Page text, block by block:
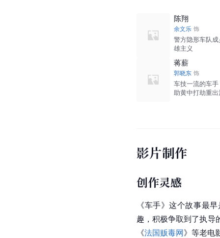
陈翔
余文乐 饰
警方隐形车队
雄主义
蒋薪
郭晓东 饰
车技一流的车
助黄中打劫重
影片制作
创作灵感
《车手》这个故事最
趣，积极争取到了执导
《法国贩毒网》等老电